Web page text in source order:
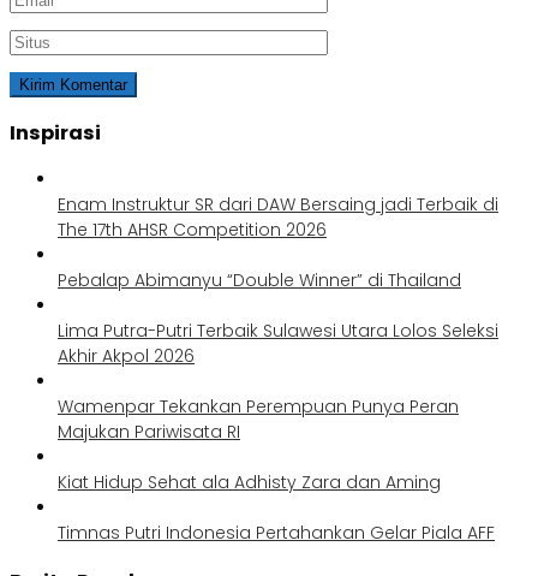
Inspirasi
Enam Instruktur SR dari DAW Bersaing jadi Terbaik di
The 17th AHSR Competition 2026
Pebalap Abimanyu “Double Winner” di Thailand
Lima Putra-Putri Terbaik Sulawesi Utara Lolos Seleksi
Akhir Akpol 2026
Wamenpar Tekankan Perempuan Punya Peran
Majukan Pariwisata RI
Kiat Hidup Sehat ala Adhisty Zara dan Aming
Timnas Putri Indonesia Pertahankan Gelar Piala AFF